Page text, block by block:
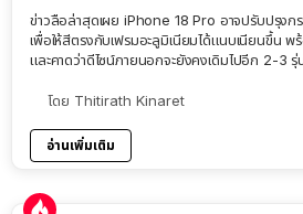
ข่าวลือล่าสุดเผย iPhone 18 Pro อาจปรับปรุงก
เพื่อให้สีตรงกับเฟรมอะลูมิเนียมได้แนบเนียนขึ้น พ
และคาดว่าดีไซน์ภายนอกจะยังคงเดิมไปอีก 2-3 รุ่
โดย Thitirath Kinaret
อ่านเพิ่มเติม